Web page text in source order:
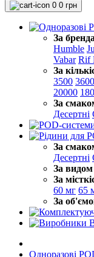
0 0 грн
За
Humble
Vabar Rif
За
3500 3600
20000
За
Десертні
За
Десертні
За видом
За
60 мг 65
За
Одноразові